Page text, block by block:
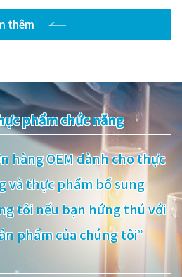
thêm
phẩm chức năng
hàng OEM dành cho thực
và thực phẩm bổ sung
tôi nếu bạn hứng thú với
phẩm của chúng tôi”